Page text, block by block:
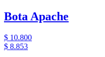
Bota Apache
$ 10.800
$ 8.853